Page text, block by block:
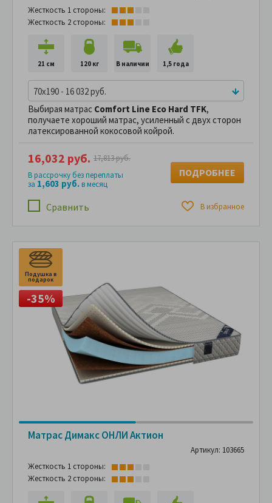
Жесткость 1 стороны:
Жесткость 2 стороны:
21 см 120 кг В наличии 1,5 года
70x190 - 16 032 руб.
Выбирая матрас Comfort Line Eco Hard TFK,
получаете хороший матрас, усиленный с двух сторон
латексированной кокосовой койрой.
Сравнить В избранное
16,032 руб. 17,813 руб.
В рассрочку без переплаты
за 1,603 руб.в месяц
ПОДРОБНЕЕ
Подушка в
подарок
-35%
Матрас Димакс ОНЛИ Актион
Артикул: 103665
Жесткость 1 стороны:
Жесткость 2 стороны: